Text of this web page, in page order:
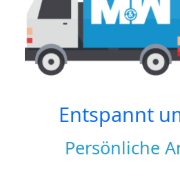
Entspannt
Persönliche